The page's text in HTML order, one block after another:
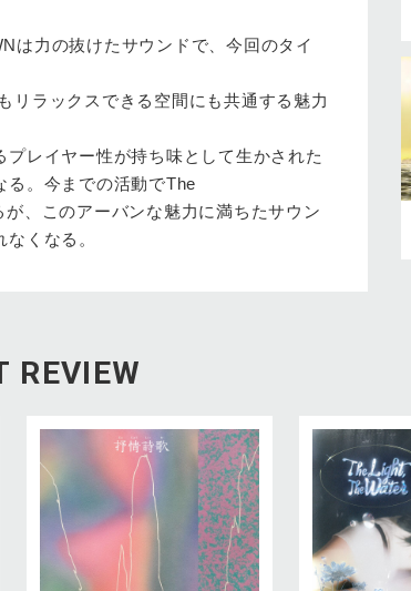
は力の抜けたサウンドで、今回のタイ
リラックスできる空間にも共通する魅力
レイヤー性が持ち味として生かされた
る。今までの活動でThe
、このアーバンな魅力に満ちたサウン
くなる。
REVIEW